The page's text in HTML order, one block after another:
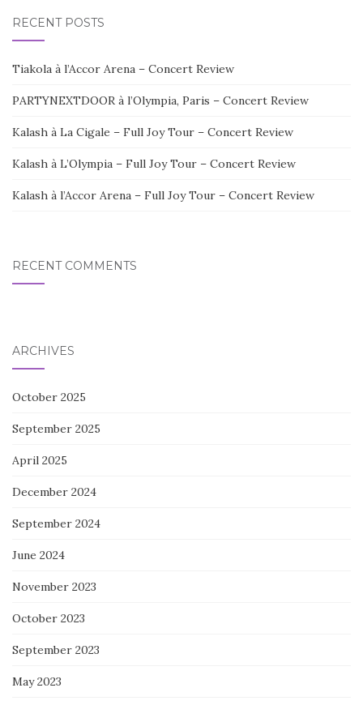
RECENT POSTS
Tiakola à l’Accor Arena – Concert Review
PARTYNEXTDOOR à l’Olympia, Paris – Concert Review
Kalash à La Cigale – Full Joy Tour – Concert Review
Kalash à L’Olympia – Full Joy Tour – Concert Review
Kalash à l’Accor Arena – Full Joy Tour – Concert Review
RECENT COMMENTS
ARCHIVES
October 2025
September 2025
April 2025
December 2024
September 2024
June 2024
November 2023
October 2023
September 2023
May 2023